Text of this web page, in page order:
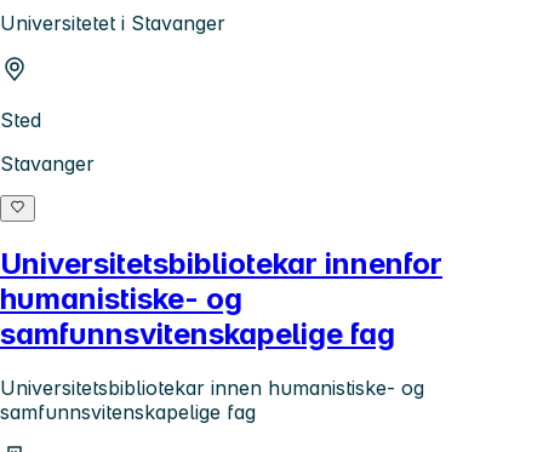
Universitetet i Stavanger
Sted
Stavanger
Universitetsbibliotekar innenfor
humanistiske- og
samfunnsvitenskapelige fag
Universitetsbibliotekar innen humanistiske- og
samfunnsvitenskapelige fag